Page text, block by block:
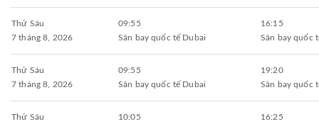
Thứ Sáu
7 tháng 8, 2026
09:55
Sân bay quốc tế Dubai
16:15
Sân bay quốc
Thứ Sáu
7 tháng 8, 2026
09:55
Sân bay quốc tế Dubai
19:20
Sân bay quốc
Thứ Sáu
10:05
16:25